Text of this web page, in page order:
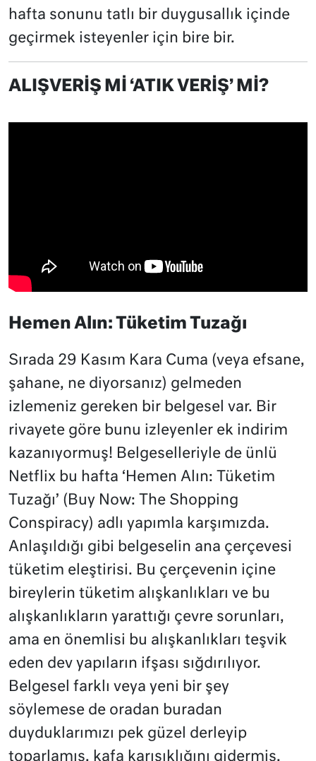
hafta sonunu tatlı bir duygusallık içinde
geçirmek isteyenler için bire bir.
ALIŞVERİŞ Mİ ‘ATIK VERİŞ’ Mİ?
Hemen Alın: Tüketim Tuzağı
Sırada 29 Kasım Kara Cuma (veya efsane,
şahane, ne diyorsanız) gelmeden
izlemeniz gereken bir belgesel var. Bir
rivayete göre bunu izleyenler ek indirim
kazanıyormuş! Belgeselleriyle de ünlü
Netflix bu hafta ‘Hemen Alın: Tüketim
Tuzağı’ (Buy Now: The Shopping
Conspiracy) adlı yapımla karşımızda.
Anlaşıldığı gibi belgeselin ana çerçevesi
tüketim eleştirisi. Bu çerçevenin içine
bireylerin tüketim alışkanlıkları ve bu
alışkanlıkların yarattığı çevre sorunları,
ama en önemlisi bu alışkanlıkları teşvik
eden dev yapıların ifşası sığdırılıyor.
Belgesel farklı veya yeni bir şey
söylemese de oradan buradan
duyduklarımızı pek güzel derleyip
toparlamış, kafa karışıklığını gidermiş.